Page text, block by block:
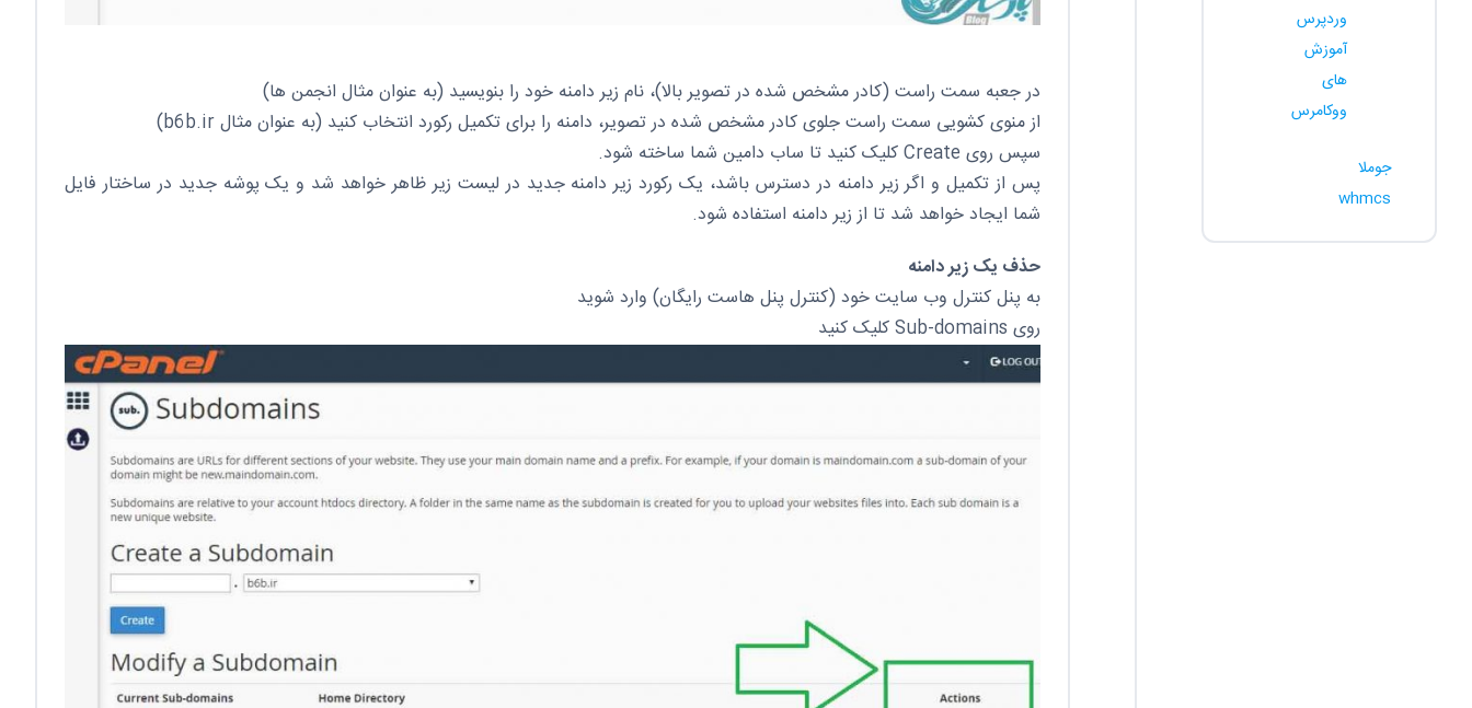
در جعبه سمت راست (کادر مشخص شده در تصویر بالا)، نام زیر دامنه خود را بنویسید (به عنوان مثال انجمن ها)
از منوی کشویی سمت راست جلوی کادر مشخص شده در تصویر، دامنه را برای تکمیل رکورد انتخاب کنید (به عنوان مثال b6b.ir)
سپس روی Create کلیک کنید تا ساب دامین شما ساخته شود.
پس از تکمیل و اگر زیر دامنه در دسترس باشد، یک رکورد زیر دامنه جدید در لیست زیر ظاهر خواهد شد و یک پوشه جدید در ساختار فایل
شما ایجاد خواهد شد تا از زیر دامنه استفاده شود.
حذف یک زیر دامنه
به پنل کنترل وب سایت خود (کنترل پنل هاست رایگان) وارد شوید
روی Sub-domains کلیک کنید
وردپرس
آموزش
های
ووکامرس
جوملا
whmcs